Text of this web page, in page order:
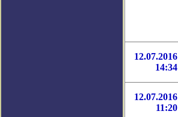
12.07.2016
14:34
12.07.2016
11:20